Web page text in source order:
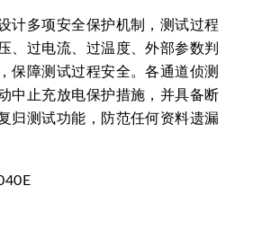
计多项安全保护机制，测试过程
、过电流、过温度、外部参数判
保障测试过程安全。各通道侦测
中止充放电保护措施，并具备断
归测试功能，防范任何资料遗漏